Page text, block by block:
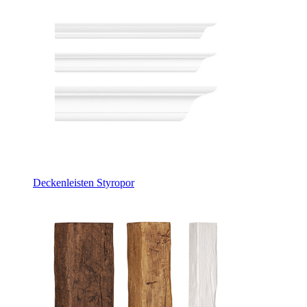
Deckenleisten Styropor